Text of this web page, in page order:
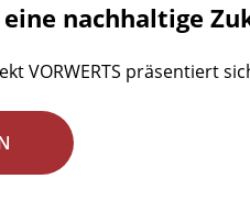
nachhaltige
VORWERTS präsentiert